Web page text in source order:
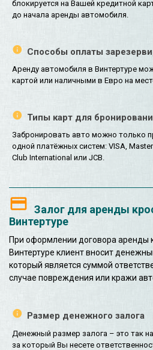
блокируется на Вашей кредитной
до начала аренды автомобиля.
Способы оплаты
Аренду автомобиля в Винтертуре
картой или наличными в Евро на
Типы карт для
Забронировать авто можно только
одной платёжных систем: VISA,
Club International или JCB.
Залог для аренды
Винтертуре
При оформлении договора аренды
Винтертуре клиент вносит
который является суммой
случае повреждения или кражи
Размер денежного залога
Денежный размер залога – это так
за который Вы несете